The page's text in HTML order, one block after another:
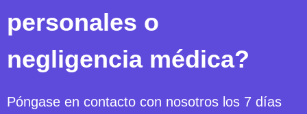
personales o
negligencia médica?
Póngase en contacto con nosotros los 7 días